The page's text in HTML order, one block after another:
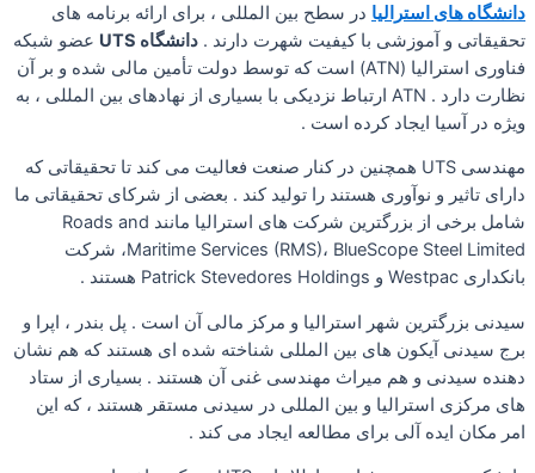
دانشگاه های استرالیا در سطح بین المللی ، برای ارائه برنامه های
تحقیقاتی و آموزشی با کیفیت شهرت دارند . دانشگاه UTS
عضو شبکه
فناوری استرالیا (ATN) است که توسط دولت تأمین مالی شده و بر آن
نظارت دارد . ATN ارتباط نزدیکی با بسیاری از نهادهای بین المللی ، به
ویژه در آسیا ایجاد کرده است .
مهندسی UTS همچنین در کنار صنعت فعالیت می کند تا تحقیقاتی که
دارای تاثیر و نوآوری هستند را تولید کند . بعضی از شرکای تحقیقاتی ما
شامل برخی از بزرگترین شرکت های استرالیا مانند Roads and
Maritime Services (RMS)، BlueScope Steel Limited، شرکت
بانکداری Westpac و Patrick Stevedores Holdings هستند .
سیدنی بزرگترین شهر استرالیا و مرکز مالی آن است . پل بندر ، اپرا و
برج سیدنی آیکون های بین المللی شناخته شده ای هستند که هم نشان
دهنده سیدنی و هم میراث مهندسی غنی آن هستند . بسیاری از ستاد
های مرکزی استرالیا و بین المللی در سیدنی مستقر هستند ، که این
امر مکان ایده آلی برای مطالعه ایجاد می کند .